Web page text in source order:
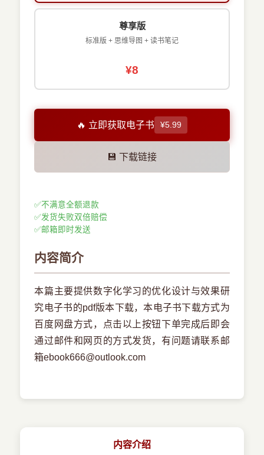
尊享版
标准版 + 思维导图 + 读书笔记
¥8
🔥 立即获取电子书 ¥5.99
💾 下载链接
✅不满意全额退款
✅发货失败双倍赔偿
✅邮箱即时发送
内容简介
本篇主要提供数字化学习的优化设计与效果研
究电子书的pdf版本下载，本电子书下载方式为
百度网盘方式，点击以上按钮下单完成后即会
通过邮件和网页的方式发货，有问题请联系邮
箱ebook666@outlook.com
内容介绍